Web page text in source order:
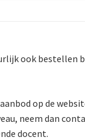
ook bestellen
op de
neem dan
docent.